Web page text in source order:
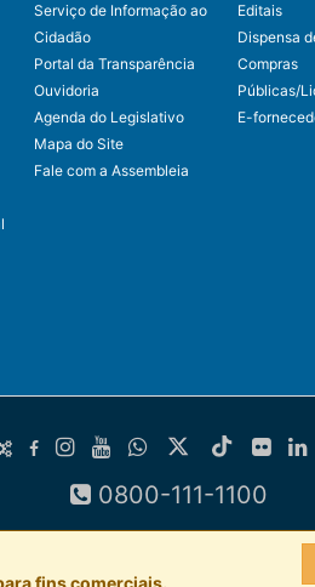
Serviço de Informação ao
Cidadão
Portal da Transparência
Ouvidoria
Agenda do Legislativo
Mapa do Site
Fale com a Assembleia
Editais
Dispensa
Compras
Públicas/
E-
0800-111-1100
fins comerciais.